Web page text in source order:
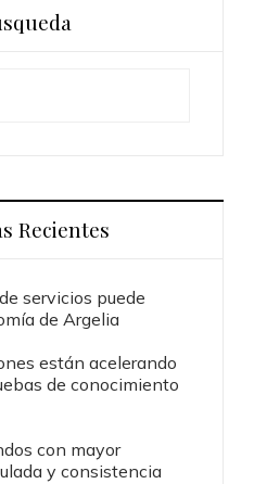
Recientes
servicios puede
de Argelia
están acelerando
de conocimiento
con mayor
y consistencia